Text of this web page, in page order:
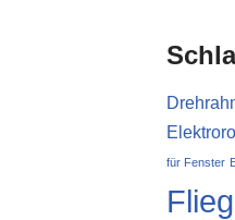
für Fenster